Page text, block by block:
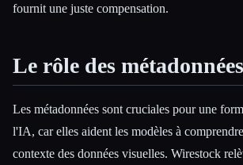
fournit une juste compensation.
Le rôle des métadonnées
Les métadonnées sont cruciales pour une
l'IA, car elles aident les modèles à
contexte des données visuelles. Wirestock